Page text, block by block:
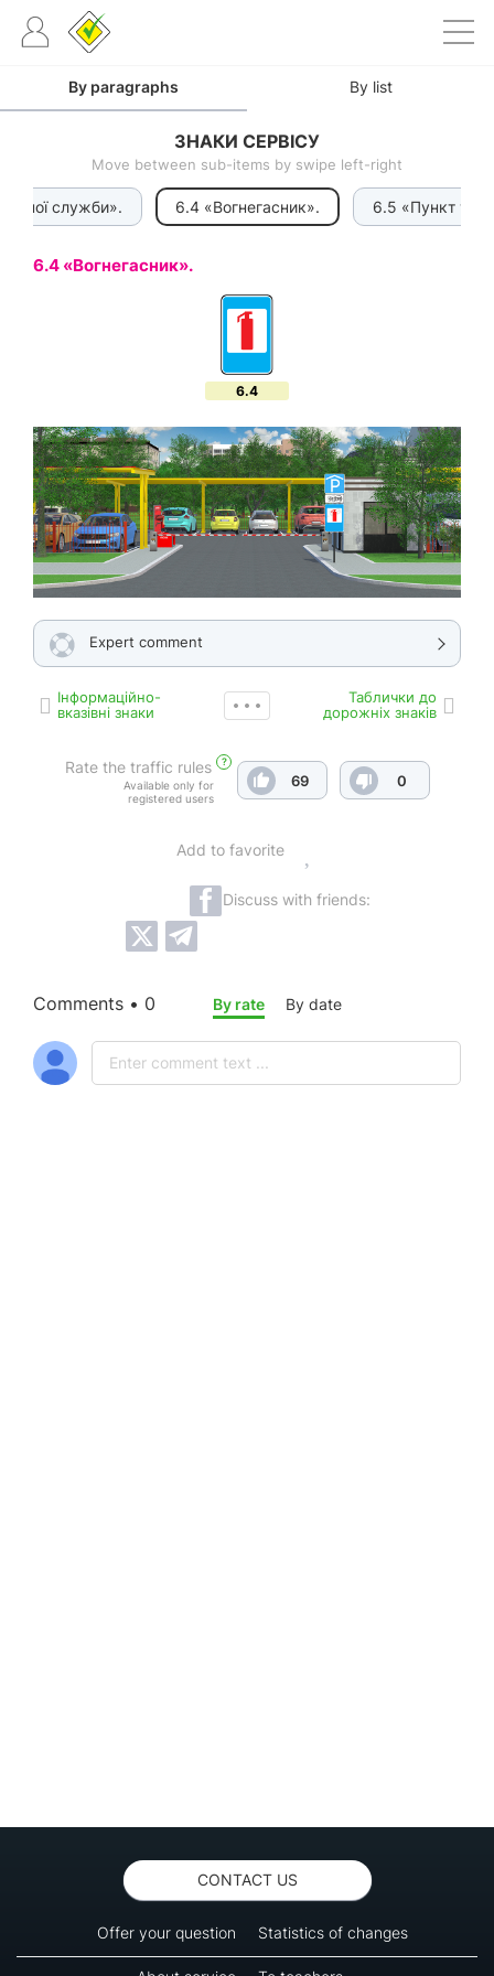
By paragraphs By list
ЗНАКИ СЕРВІСУ
Move between sub-items by swipe left-right
служби». 6.4 «Вогнегасник». 6.5 «Пункт
6.4 «Вогнегасник».
6.4
Expert comment
Інформаційно-
вказівні знаки
Таблички до
дорожніх знаків
Rate the traffic rules ?
Available only for
registered users
69 0
Add to favorite
Discuss with friends:
Comments • 0 By rate By date
CONTACT US
Offer your question Statistics of changes